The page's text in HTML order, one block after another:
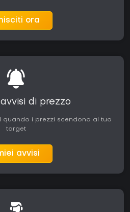
ora
avvisi di prezzo
quando i prezzi scendono al tuo
target
avvisi